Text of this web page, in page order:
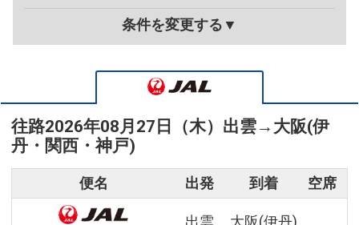
条件を変更する▼
往路2026年08月27日（木） 出雲→ 大阪(伊
丹・関西・神戸)
便名 出発 到着 空席